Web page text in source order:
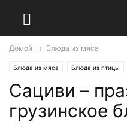
Домой Блюда из мяса
Блюда из мяса Блюда из птицы
Грузинская кухня
Сациви –
грузинское